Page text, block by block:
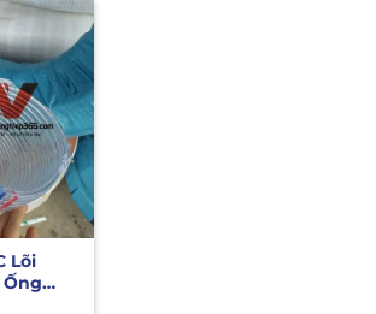
Lõi
Ống
Hạt